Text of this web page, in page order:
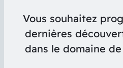
Vous souhaitez
dernières
dans le domaine